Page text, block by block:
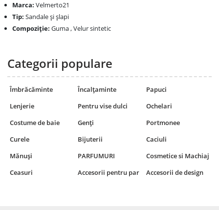
Marca: Velmerto21
Tip: Sandale și șlapi
Compoziţie: Guma , Velur sintetic
Categorii populare
Îmbrăcăminte Încalțaminte
Papuci
Lenjerie
Pentru vise dulci
Ochelari
Costume de baie
Genți
Portmonee
Curele
Bijuterii
Caciuli
Mănuși
PARFUMURI
Cosmetice si Machiaj
Ceasuri
Accesorii pentru par Accesorii de design